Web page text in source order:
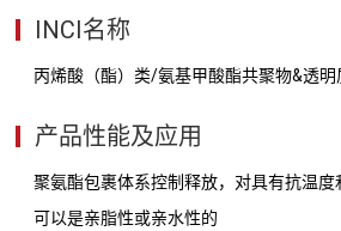
INCI名称
丙烯酸（酯）类/氨基甲酸酯共聚物&透明
产品性能及应用
聚氨酯包裹体系控制释放，对具有抗温
可以是亲脂性或亲水性的